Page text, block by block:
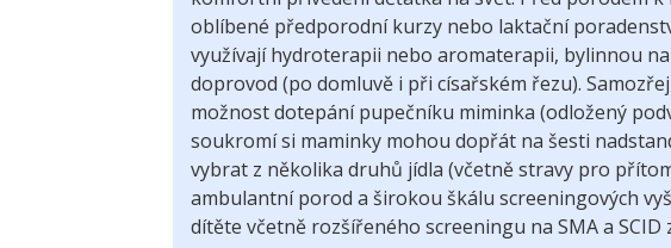
oblíbené předporodní kurzy nebo laktační
využívají hydroterapii nebo aromaterapii, bylinnou
doprovod (po domluvě i při císařském řezu).
možnost dotepání pupečníku miminka (odložený
soukromí si maminky mohou dopřát na šesti
vybrat z několika druhů jídla (včetně stravy pro
ambulantní porod a širokou škálu screeningových
dítěte včetně rozšířeného screeningu na SMA a SCID